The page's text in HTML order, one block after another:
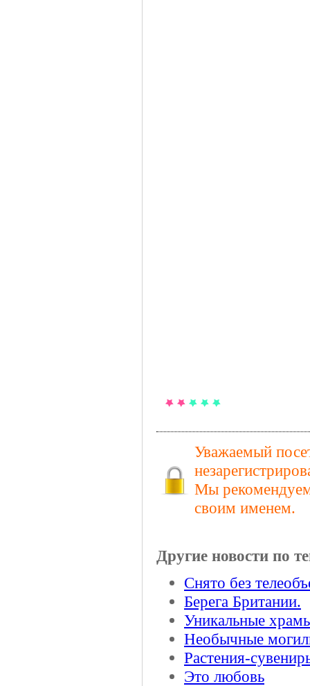
Уважаемый
Мы рекомендуем
своим именем.
Другие новости по
Снято без
Берега Британии.
Уникальные
Необычные
Растения-
Это любовь